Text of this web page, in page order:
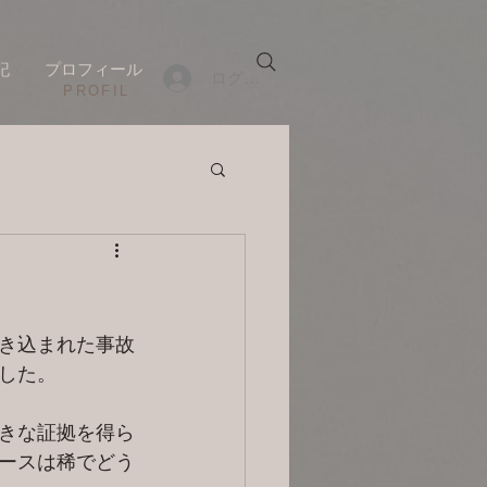
ログイン
プロフィール
​PROFIL
込まれた事故
た。
な証拠を得ら
スは稀でどう